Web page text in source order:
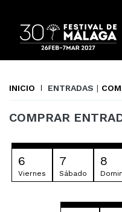
INICIO ENTRADAS |
COMPRAR
6
Viernes
7
Sábado
8